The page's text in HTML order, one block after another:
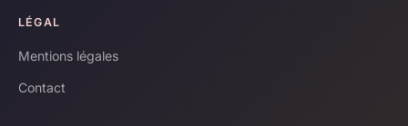
LÉGAL
Mentions légales
Contact